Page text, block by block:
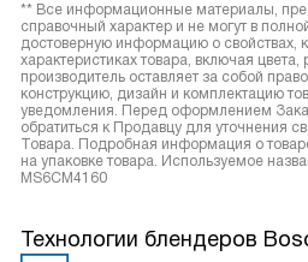
** Все информационные материалы,
справочный характер и не могут в
достоверную информацию о свойствах,
характеристиках товара, включая
производитель оставляет за собой
конструкцию, дизайн и комплектацию
уведомления. Перед оформлением
обратиться к Продавцу для уточнения
Товара. Подробная информация о
на упаковке товара. Используемое
MS6CM4160
Технологии блендеров